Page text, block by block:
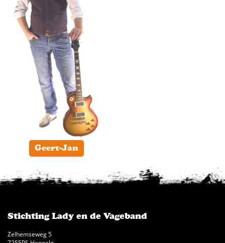
Geert-Jan
Stichting Lady en de Vageband
Zelhemseweg 5